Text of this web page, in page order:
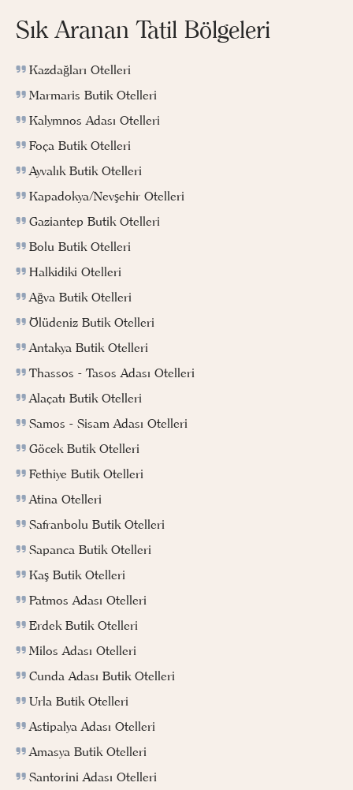
Sık Aranan Tatil Bölgeleri
Kazdağları Otelleri
Marmaris Butik Otelleri
Kalymnos Adası Otelleri
Foça Butik Otelleri
Ayvalık Butik Otelleri
Kapadokya/Nevşehir Otelleri
Gaziantep Butik Otelleri
Bolu Butik Otelleri
Halkidiki Otelleri
Ağva Butik Otelleri
Ölüdeniz Butik Otelleri
Antakya Butik Otelleri
Thassos - Tasos Adası Otelleri
Alaçatı Butik Otelleri
Samos - Sisam Adası Otelleri
Göcek Butik Otelleri
Fethiye Butik Otelleri
Atina Otelleri
Safranbolu Butik Otelleri
Sapanca Butik Otelleri
Kaş Butik Otelleri
Patmos Adası Otelleri
Erdek Butik Otelleri
Milos Adası Otelleri
Cunda Adası Butik Otelleri
Urla Butik Otelleri
Astipalya Adası Otelleri
Amasya Butik Otelleri
Santorini Adası Otelleri